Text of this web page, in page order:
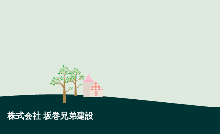
株式会社 坂巻兄弟建設